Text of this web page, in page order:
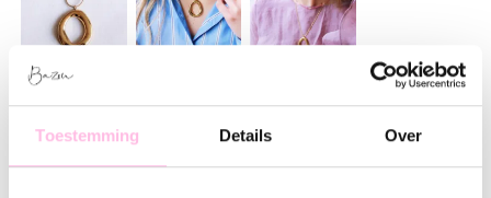
Toestemming Details Over
Fijne snake ketting met ovale
statement hanger
€ 19.95